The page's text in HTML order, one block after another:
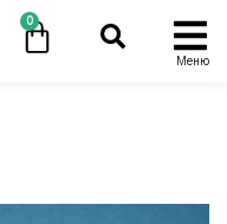
0
Меню